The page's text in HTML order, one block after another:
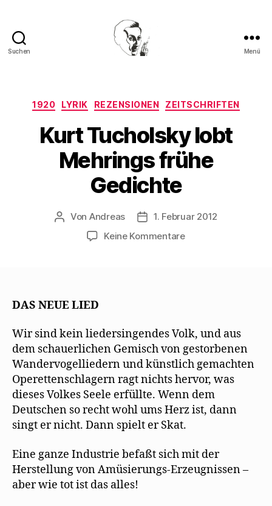
Suchen Menü
Kategorien
1920 LYRIK REZENSIONEN ZEITSCHRIFTEN
Kurt Tucholsky lobt
Mehrings frühe
Gedichte
Beitragsautor
Von Andreas Beitragsdatum
1. Februar 2012
Keine Kommentarezu
DAS NEUE LIED
Wir sind kein liedersingendes Volk, und aus
dem schauerlichen Gemisch von gestorbenen
Wandervogelliedern und künstlich gemachten
Operettenschlagern ragt nichts hervor, was
dieses Volkes Seele erfüllte. Wenn dem
Deutschen so recht wohl ums Herz ist, dann
singt er nicht. Dann spielt er Skat.
Eine ganze Industrie befaßt sich mit der
Herstellung von Amüsierungs-Erzeugnissen –
aber wie tot ist das alles!